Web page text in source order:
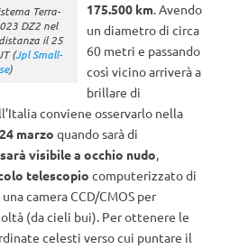
Terra-
DZ2 nel
il 25
(Jpl Small-
)
175.500 km. Avendo
un diametro di circa
60 metri e passando
così vicino arriverà a
brillare di
conviene osservarlo nella
marzo quando sarà di
visibile a occhio nudo,
telescopio computerizzato di
camera CCD/CMOS per
(da cieli bui). Per ottenere le
celesti verso cui puntare il